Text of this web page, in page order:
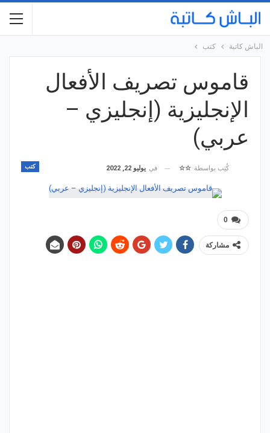
الباش كاتبة كتب
قاموس تصريف الأفعال
الإنجليزية (إنجليزي –
عربي)
كتب كُتِب بواسطة ☆☆ في يوليو 22, 2022
0
مشاركة